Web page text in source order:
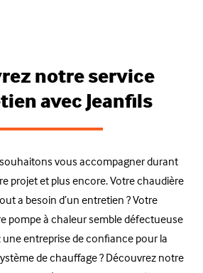
notre service
avec Jeanfils
vous accompagner durant
projet et plus encore. Votre chaudière
a besoin d’un entretien ? Votre
pompe à chaleur semble défectueuse
entreprise de confiance pour la
de chauffage ? Découvrez notre